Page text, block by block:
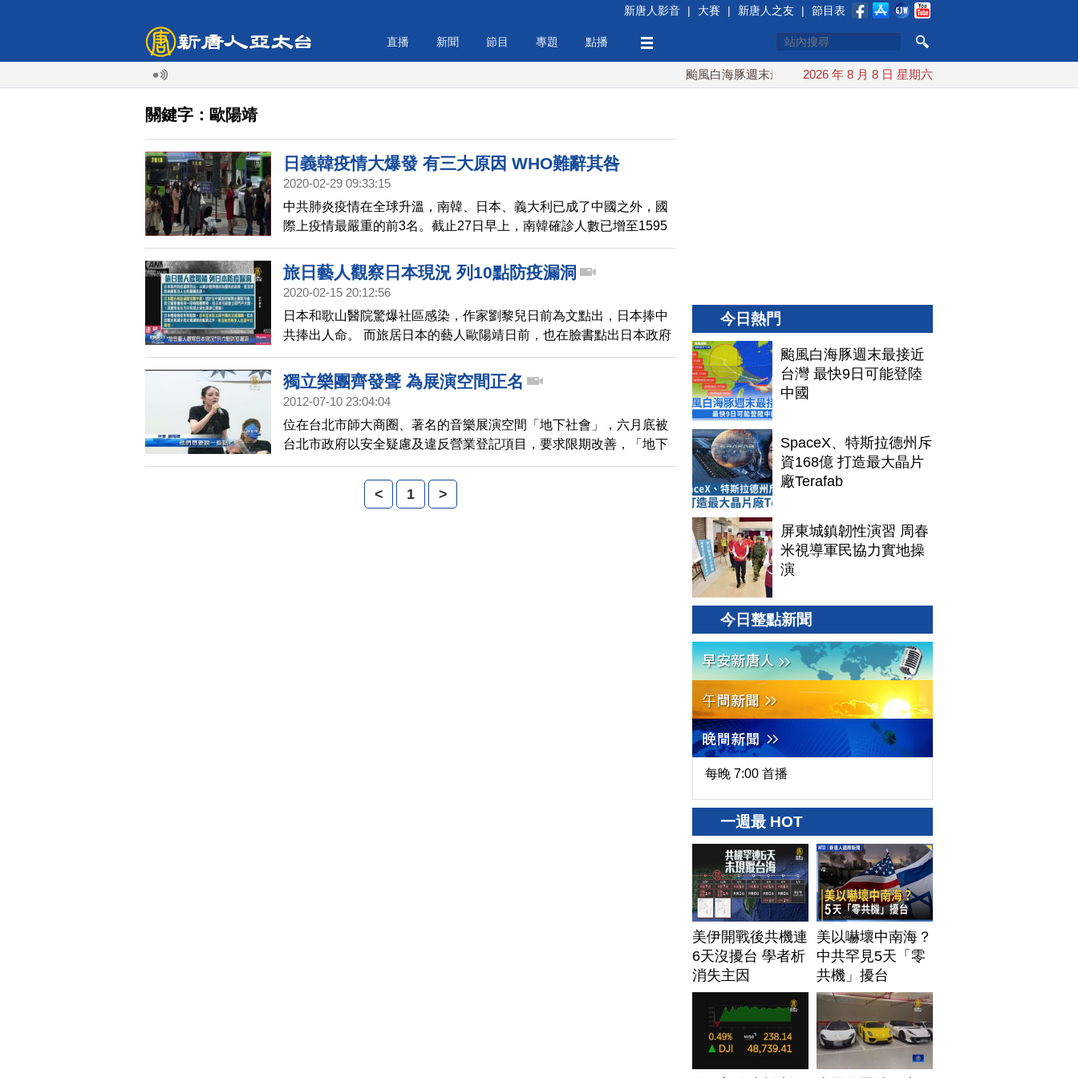
新唐人影音 | 大賽 | 新唐人之友 | 節目表
直播 新聞 節目 專題 點播
颱風白海豚週末最接近台灣 最快9日可能登陸中國
2026 年 8 月 8 日 星期六
關鍵字：歐陽靖
日義韓疫情大爆發 有三大原因 WHO難辭其咎
2020-02-29 09:33:15
中共肺炎疫情在全球升溫，南韓、日本、義大利已成了中國之外，國
際上疫情最嚴重的前3名。截止27日早上，南韓確診人數已增至1595
例，日本897例，義大利470例，而韓、義兩國的確診患者更是快速增
加。
旅日藝人觀察日本現況 列10點防疫漏洞
2020-02-15 20:12:56
日本和歌山醫院驚爆社區感染，作家劉黎兒日前為文點出，日本捧中
共捧出人命。 而旅居日本的藝人歐陽靖日前，也在臉書點出日本政府
的防疫，漏洞百出，像是日本以減少經濟損失為優先的政策，甚至受
到了美國軍方人士的嚴厲批評。加上因為日本的觀光收益過度仰賴中
國，估計在中共解除出團禁令之後，其它國家會維持一段時間觀察
散，目前並沒有禁止跟中國的交通運輸，那麼扣去因為觀光客減少而
大幅減班的航班之外，每天依然有許多人往返中國跟日本兩地。歐陽
靖也指出，有不少日本人在社群網
獨立樂團齊發聲 為展演空間正名
2012-07-10 23:04:04
位在台北市師大商圈、著名的音樂展演空間「地下社會」，六月底被
台北市政府以安全疑慮及違反營業登記項目，要求限期改善，「地下
社會」不服判決，認為是被迫歇業，今天有近百位音樂人和支持者齊
聚立法院，要求文化部門正視問題、修訂相關的法規，還給獨立音樂
創作者一個展演空間。
< 1 >
今日熱門
颱風白海豚週末最接近
台灣 最快9日可能登陸
中國
SpaceX、特斯拉德州斥
資168億 打造最大晶片
廠Terafab
屏東城鎮韌性演習 周春
米視導軍民協力實地操
演
今日整點新聞
每晚 7:00 首播
一週最 HOT
美伊開戰後共機連
6天沒擾台 學者析
消失主因
美以嚇壞中南海？
中共罕見5天「零
共機」擾台